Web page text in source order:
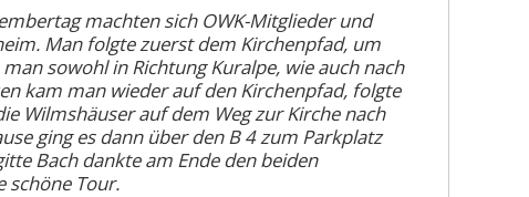
machten sich OWK-Mitglieder und
Man folgte zuerst dem Kirchenpfad, um
sowohl in Richtung Kuralpe, wie auch nach
kam man wieder auf den Kirchenpfad, folgte
Wilmshäuser auf dem Weg zur Kirche nach
ging es dann über den B 4 zum Parkplatz
Bach dankte am Ende den beiden
schöne Tour.